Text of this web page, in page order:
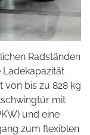
Radständen
Ladekapazität
von bis zu 828 kg
mit
und eine
zum flexiblen